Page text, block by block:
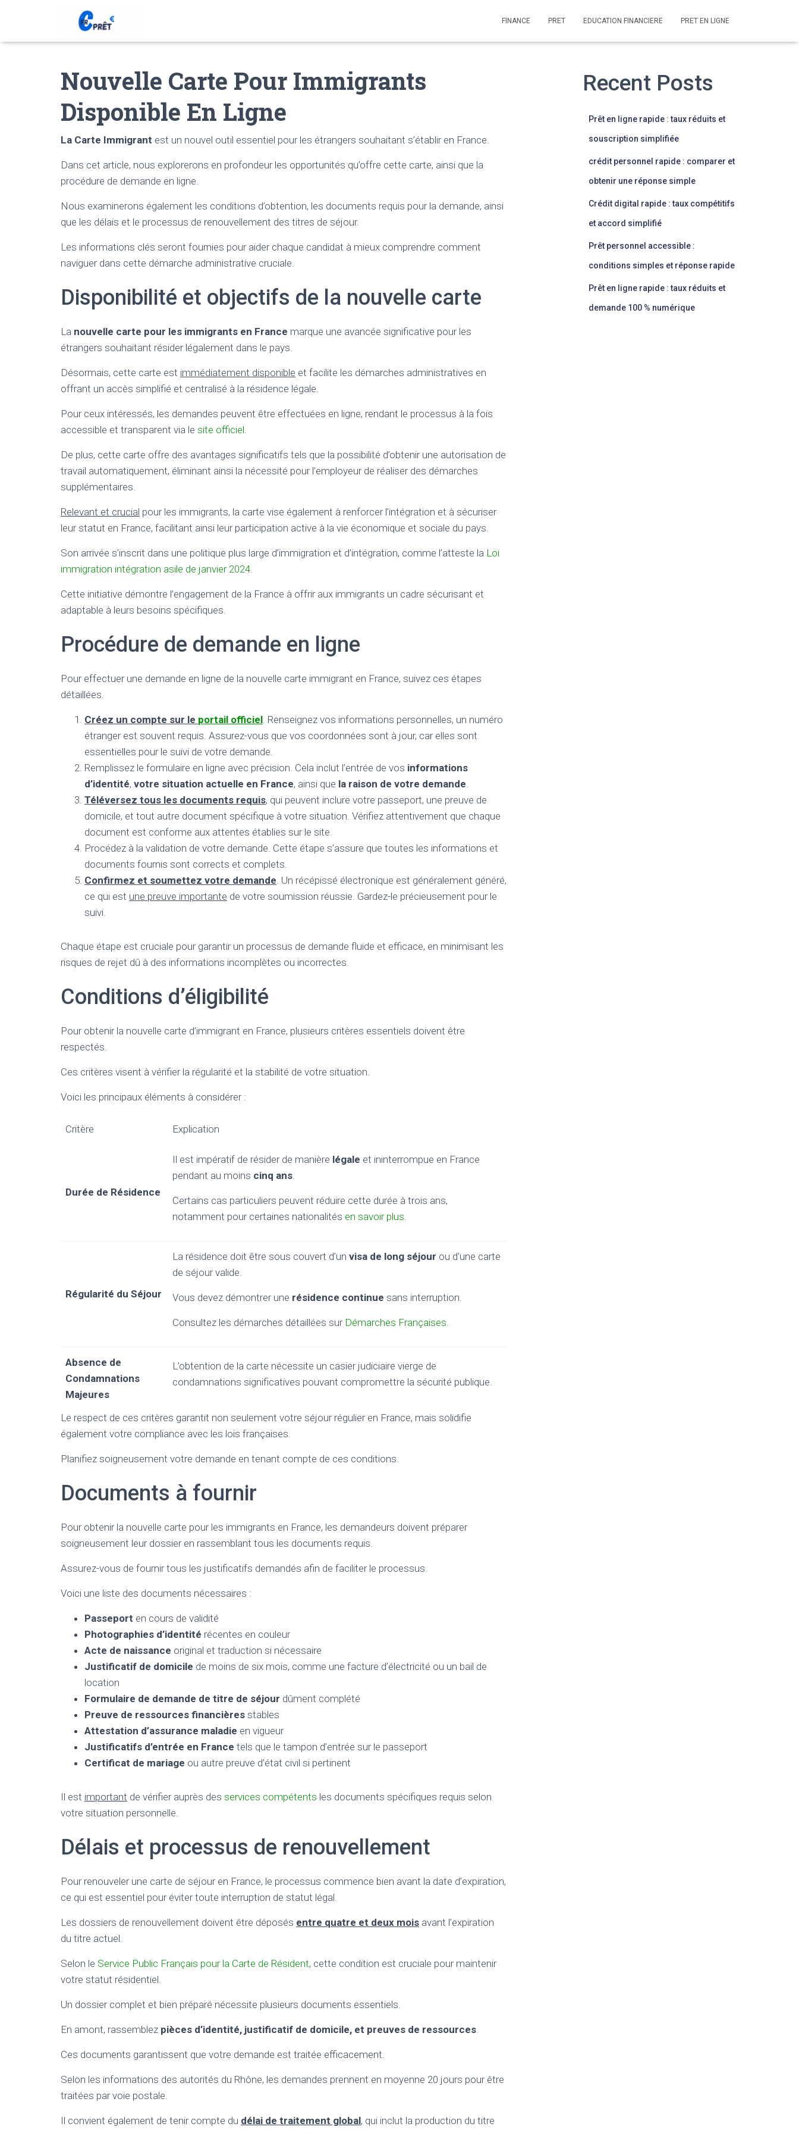
FINANCE PRET EDUCATION FINANCIERE PRET EN LIGNE
Nouvelle Carte Pour Immigrants
Disponible En Ligne
La Carte Immigrant est un nouvel outil essentiel pour les étrangers souhaitant s’établir en France.
Dans cet article, nous explorerons en profondeur les opportunités qu’offre cette carte, ainsi que la
procédure de demande en ligne.
Nous examinerons également les conditions d’obtention, les documents requis pour la demande, ainsi
que les délais et le processus de renouvellement des titres de séjour.
Les informations clés seront fournies pour aider chaque candidat à mieux comprendre comment
naviguer dans cette démarche administrative cruciale.
Disponibilité et objectifs de la nouvelle carte
La nouvelle carte pour les immigrants en France marque une avancée significative pour les
étrangers souhaitant résider légalement dans le pays.
Désormais, cette carte est immédiatement disponible et facilite les démarches administratives en
offrant un accès simplifié et centralisé à la résidence légale.
Pour ceux intéressés, les demandes peuvent être effectuées en ligne, rendant le processus à la fois
accessible et transparent via le site officiel.
De plus, cette carte offre des avantages significatifs tels que la possibilité d’obtenir une autorisation de
travail automatiquement, éliminant ainsi la nécessité pour l’employeur de réaliser des démarches
supplémentaires.
Relevant et crucial pour les immigrants, la carte vise également à renforcer l’intégration et à sécuriser
leur statut en France, facilitant ainsi leur participation active à la vie économique et sociale du pays.
Son arrivée s’inscrit dans une politique plus large d’immigration et d’intégration, comme l’atteste la Loi
immigration intégration asile de janvier 2024.
Cette initiative démontre l’engagement de la France à offrir aux immigrants un cadre sécurisant et
adaptable à leurs besoins spécifiques.
Procédure de demande en ligne
Pour effectuer une demande en ligne de la nouvelle carte immigrant en France, suivez ces étapes
détaillées.
Créez un compte sur le portail officiel. Renseignez vos informations personnelles, un numéro
étranger est souvent requis. Assurez-vous que vos coordonnées sont à jour, car elles sont
essentielles pour le suivi de votre demande.
Remplissez le formulaire en ligne avec précision. Cela inclut l’entrée de vos informations
d’identité, votre situation actuelle en France, ainsi que la raison de votre demande.
Téléversez tous les documents requis, qui peuvent inclure votre passeport, une preuve de
domicile, et tout autre document spécifique à votre situation. Vérifiez attentivement que chaque
document est conforme aux attentes établies sur le site.
Procédez à la validation de votre demande. Cette étape s’assure que toutes les informations et
documents fournis sont corrects et complets.
Confirmez et soumettez votre demande. Un récépissé électronique est généralement généré,
ce qui est une preuve importante de votre soumission réussie. Gardez-le précieusement pour le
suivi.
Chaque étape est cruciale pour garantir un processus de demande fluide et efficace, en minimisant les
risques de rejet dû à des informations incomplètes ou incorrectes.
Conditions d’éligibilité
Pour obtenir la nouvelle carte d’immigrant en France, plusieurs critères essentiels doivent être
respectés.
Ces critères visent à vérifier la régularité et la stabilité de votre situation.
Voici les principaux éléments à considérer :
Critère Explication
Durée de Résidence
Il est impératif de résider de manière légale et ininterrompue en France
pendant au moins cinq ans.
Certains cas particuliers peuvent réduire cette durée à trois ans,
notamment pour certaines nationalités en savoir plus.
Régularité du Séjour
La résidence doit être sous couvert d’un visa de long séjour ou d’une carte
de séjour valide.
Vous devez démontrer une résidence continue sans interruption.
Consultez les démarches détaillées sur Démarches Françaises.
Absence de
Condamnations
Majeures
L’obtention de la carte nécessite un casier judiciaire vierge de
condamnations significatives pouvant compromettre la sécurité publique.
Le respect de ces critères garantit non seulement votre séjour régulier en France, mais solidifie
également votre compliance avec les lois françaises.
Planifiez soigneusement votre demande en tenant compte de ces conditions.
Documents à fournir
Pour obtenir la nouvelle carte pour les immigrants en France, les demandeurs doivent préparer
soigneusement leur dossier en rassemblant tous les documents requis.
Assurez-vous de fournir tous les justificatifs demandés afin de faciliter le processus.
Voici une liste des documents nécessaires :
Passeport en cours de validité
Photographies d’identité récentes en couleur
Acte de naissance original et traduction si nécessaire
Justificatif de domicile de moins de six mois, comme une facture d’électricité ou un bail de
location
Formulaire de demande de titre de séjour dûment complété
Preuve de ressources financières stables
Attestation d’assurance maladie en vigueur
Justificatifs d’entrée en France tels que le tampon d’entrée sur le passeport
Certificat de mariage ou autre preuve d’état civil si pertinent
Il est important de vérifier auprès des services compétents les documents spécifiques requis selon
votre situation personnelle.
Délais et processus de renouvellement
Pour renouveler une carte de séjour en France, le processus commence bien avant la date d’expiration,
ce qui est essentiel pour éviter toute interruption de statut légal.
Les dossiers de renouvellement doivent être déposés entre quatre et deux mois avant l’expiration
du titre actuel.
Selon le Service Public Français pour la Carte de Résident, cette condition est cruciale pour maintenir
votre statut résidentiel.
Un dossier complet et bien préparé nécessite plusieurs documents essentiels.
En amont, rassemblez pièces d’identité, justificatif de domicile, et preuves de ressources.
Ces documents garantissent que votre demande est traitée efficacement.
Selon les informations des autorités du Rhône, les demandes prennent en moyenne 20 jours pour être
traitées par voie postale.
Il convient également de tenir compte du délai de traitement global, qui inclut la production du titre
Recent Posts
Prêt en ligne rapide : taux réduits et
souscription simplifiée
crédit personnel rapide : comparer et
obtenir une réponse simple
Crédit digital rapide : taux compétitifs
et accord simplifié
Prêt personnel accessible :
conditions simples et réponse rapide
Prêt en ligne rapide : taux réduits et
demande 100 % numérique